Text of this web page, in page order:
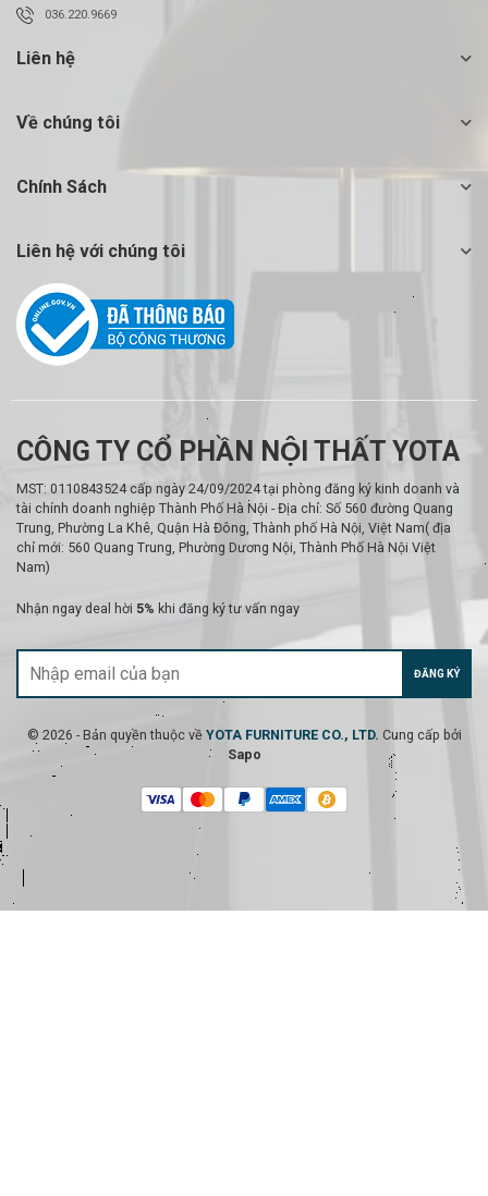
036.220.9669
Liên hệ
Về chúng tôi
Chính Sách
Liên hệ với chúng tôi
CÔNG TY CỔ PHẦN NỘI THẤT YOTA
MST: 0110843524 cấp ngày 24/09/2024 tại phòng đăng ký kinh doanh và
tài chính doanh nghiệp Thành Phố Hà Nội - Địa chỉ: Số 560 đường Quang
Trung, Phường La Khê, Quận Hà Đông, Thành phố Hà Nội, Việt Nam( địa
chỉ mới: 560 Quang Trung, Phường Dương Nội, Thành Phố Hà Nội Việt
Nam)
Nhận ngay deal hời 5% khi đăng ký tư vấn ngay
ĐĂNG KÝ
© 2026 - Bản quyền thuộc về YOTA FURNITURE CO., LTD. Cung cấp bởi
Sapo